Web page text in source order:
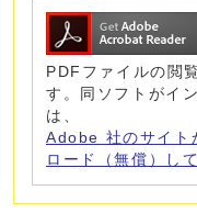
PDFファイルの閲
す。同ソフトがイ
は、
Adobe 社のサイ
ロード（無償）し